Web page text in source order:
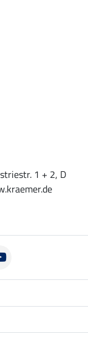
1 + 2, D